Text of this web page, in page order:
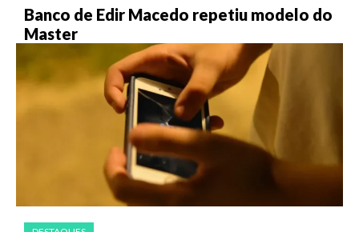
Banco de Edir Macedo repetiu modelo do
Master